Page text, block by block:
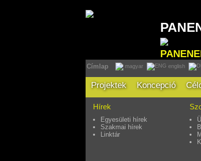
Címlap magyar english
Projektek Koncepció
Hírek
Egyesületi hírek
Szakmai hírek
Linktár